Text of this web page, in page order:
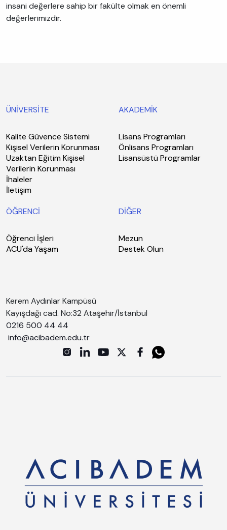
insani değerlere sahip bir fakülte olmak en önemli
değerlerimizdir.
ÜNİVERSİTE
Kalite Güvence Sistemi
Kişisel Verilerin Korunması
Uzaktan Eğitim Kişisel
Verilerin Korunması
İhaleler
İletişim
AKADEMİK
Lisans Programları
Önlisans Programları
Lisansüstü Programlar
ÖĞRENCİ
Öğrenci İşleri
ACU'da Yaşam
DİĞER
Mezun
Destek Olun
Kerem Aydınlar Kampüsü
Kayışdağı cad. No:32 Ataşehir/İstanbul
0216 500 44 44
info@acibadem.edu.tr